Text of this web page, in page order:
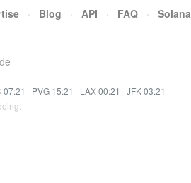
· Blog · API · FAQ · Solana
07:21 · PVG 15:21 · LAX 00:21 · JFK 03:21